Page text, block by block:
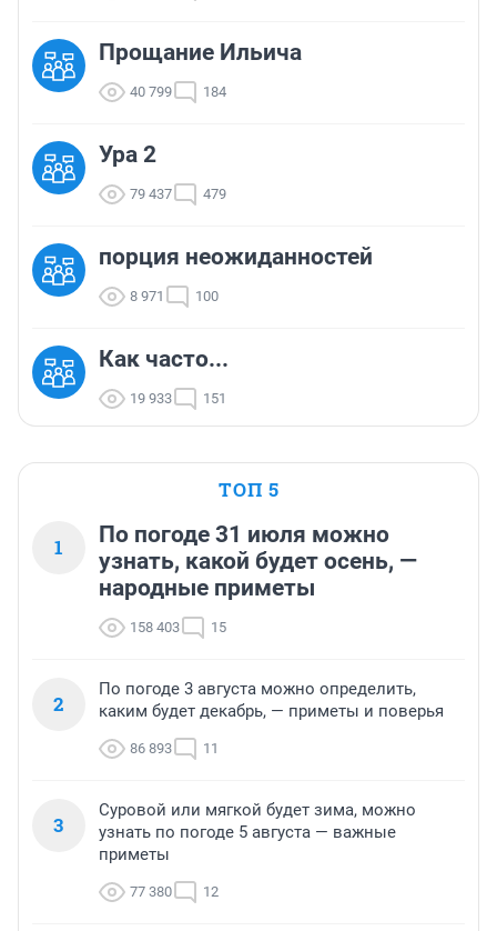
Прощание Ильича
40 799 184
Ура 2
79 437 479
порция неожиданностей
8 971 100
Как часто...
19 933 151
ТОП 5
1
По погоде 31 июля можно
узнать, какой будет осень, —
народные приметы
158 403 15
2
По погоде 3 августа можно определить,
каким будет декабрь, — приметы и поверья
86 893 11
3
Суровой или мягкой будет зима, можно
узнать по погоде 5 августа — важные
приметы
77 380 12